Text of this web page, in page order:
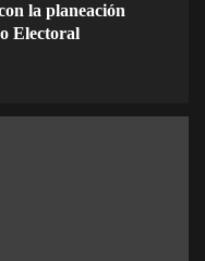
la planeación
Electoral